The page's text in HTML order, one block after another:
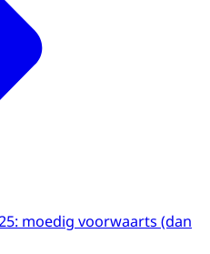
moedig voorwaarts (dan